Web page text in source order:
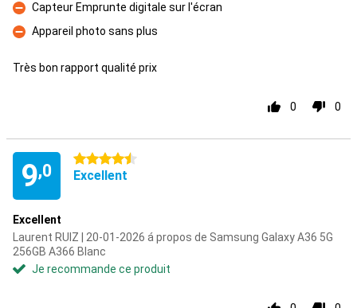
Contre
Capteur Emprunte digitale sur l'écran
Contre
Appareil photo sans plus
Très bon rapport qualité prix
0 0
9,0
4.5 étoiles
Excellent
Excellent
Laurent RUIZ | 20-01-2026 á propos de Samsung Galaxy A36 5G
256GB A366 Blanc
Je recommande ce produit